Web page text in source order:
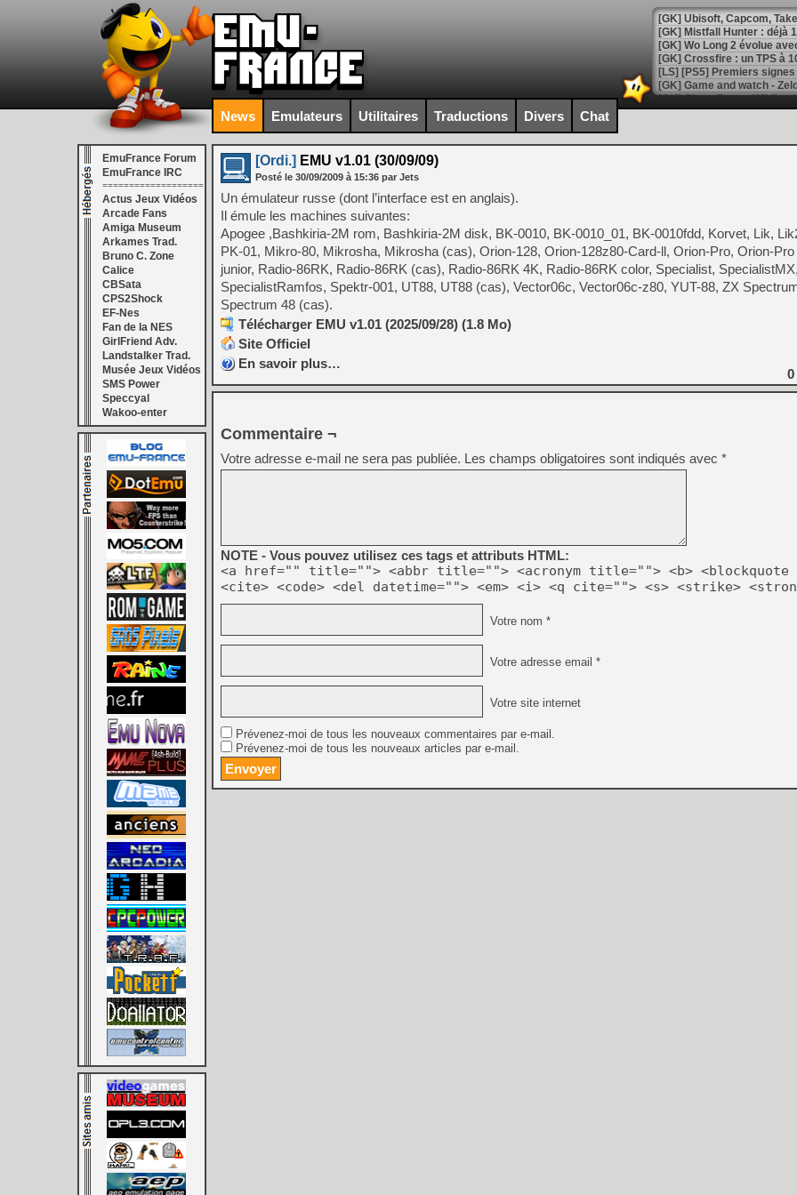
[GK] Mistfall Hunter : déjà
[GK] Wo Long 2 évolue
[GK] Crossfire : un TPS à
[LS] [PS5] Premiers
[Mo5] DOOM arrive en
[GK] Bethesda fête les 30
[GK] Roblox : l'action en
[GK] Agenda - GeForce
[GK] Devolver Digital en a
[LS] [PS5] ps5-y2jb-
[GK] Pourquoi Marvel
[GK] Test : Restory : Chill
[GK] GTA 6 : Rockstar
[GK] Hot Wheels Infinite
[GK] Mémoire cash -
[GK] Résultats Nintendo :
[GK] Déjà des
[Mo5] Brickboy cherche à
[GK] Minecraft et ses «
[GK] Beast of
[GK] Mémoire cash -
[GK] Dan Houser (GTA)
[GK] Comment EA Sports
[GK] Crimson Moon : un
[GK] Isle of Reveries : le
[GK] Moonlighter 2 : The
[GK] Capcom relance
[Mo5] Deux inédits du
News Emulateurs Utilitaires Traductions Divers Chat
EmuFrance Forum
EmuFrance IRC
===================
Actus Jeux Vidéos
Arcade Fans
Amiga Museum
Arkames Trad.
Bruno C. Zone
Calice
CBSata
CPS2Shock
EF-Nes
Fan de la NES
GirlFriend Adv.
Landstalker Trad.
Musée Jeux Vidéos
SMS Power
Speccyal
Wakoo-enter
[Ordi.] EMU v1.01 (30/09/09)
Posté le 30/09/2009 à 15:36 par Jets
Un émulateur russe (dont l’interface est en anglais).
Il émule les machines suivantes:
Apogee ,Bashkiria-2M rom, Bashkiria-2M disk, BK-0010, BK-0010_01, BK-0010fdd, Korvet, Lik,
PK-01, Mikro-80, Mikrosha, Mikrosha (cas), Orion-128, Orion-128z80-Card-ll, Orion-Pro, Orion-Pro
junior, Radio-86RK, Radio-86RK (cas), Radio-86RK 4K, Radio-86RK color, Specialist, SpecialistMX,
SpecialistRamfos, Spektr-001, UT88, UT88 (cas), Vector06c, Vector06c-z80, YUT-88, ZX
Spectrum 48 (cas).
Télécharger EMU v1.01 (2025/09/28) (1.8 Mo)
Site Officiel
En savoir plus…
0
Commentaire ¬
Votre adresse e-mail ne sera pas publiée. Les champs obligatoires sont indiqués avec *
NOTE - Vous pouvez utilisez ces tags et attributs HTML:
<a href="" title=""> <abbr title=""> <acronym title=""> <b> <blockquote
<cite> <code> <del datetime=""> <em> <i> <q cite=""> <s> <strike>
Votre nom *
Votre adresse email *
Votre site internet
Prévenez-moi de tous les nouveaux commentaires par e-mail.
Prévenez-moi de tous les nouveaux articles par e-mail.